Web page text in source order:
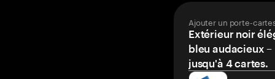
Ajouter un porte-
Extérieur noir
bleu audacieux
jusqu'à 4 cartes.